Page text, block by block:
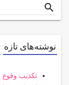
Search
for
search
نوشته‌های تازه
تکذیب وقوع